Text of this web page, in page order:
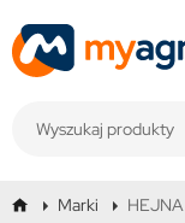
Marki HEJNA